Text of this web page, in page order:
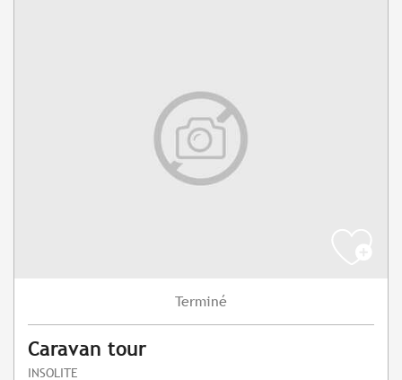
Terminé
Caravan tour
INSOLITE